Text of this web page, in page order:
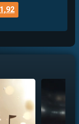
1,92
| ΠΑΙΞΕ ΥΠΕΥΘΥΝΑ